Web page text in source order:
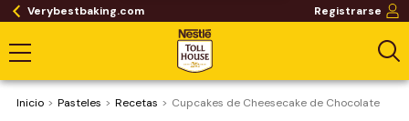
Verybestbaking.com Registrarse
Inicio Pasteles Recetas Cupcakes de Cheesecake de Chocolate